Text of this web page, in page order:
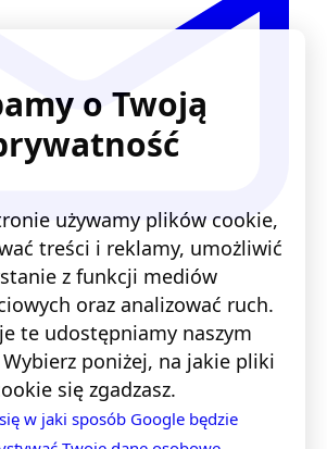
o Twoją
używamy plików cookie,
treści i reklamy, umożliwić
z funkcji mediów
oraz analizować ruch.
te udostępniamy naszym
poniżej, na jakie pliki
się zgadzasz.
w jaki sposób Google będzie